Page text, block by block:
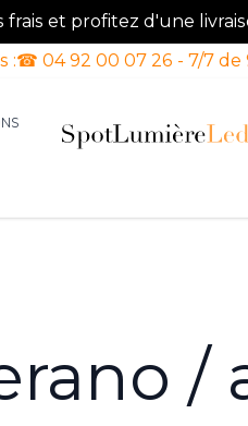
frais et profitez d'une
:☎ 04 92 00 07 26 - 7/7 de
/